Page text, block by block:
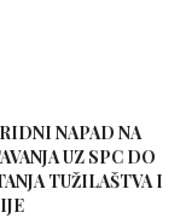
NAPAD NA
UZ SPC DO
TUŽILAŠTVA I